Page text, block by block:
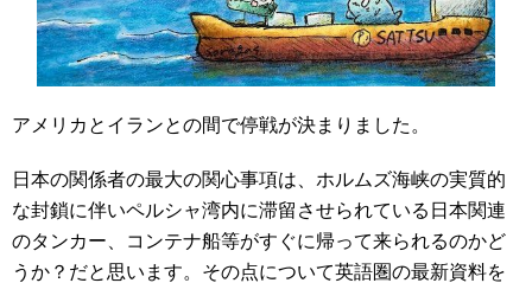
アメリカとイランとの間で停戦が決まりました。
日本の関係者の最大の関心事項は、ホルムズ海峡の実質的
な封鎖に伴いペルシャ湾内に滞留させられている日本関連
のタンカー、コンテナ船等がすぐに帰って来られるのかど
うか？だと思います。その点について英語圏の最新資料を